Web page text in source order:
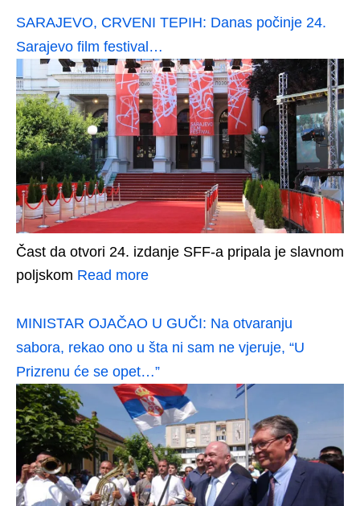
SARAJEVO, CRVENI TEPIH: Danas počinje 24.
Sarajevo film festival…
Čast da otvori 24. izdanje SFF-a pripala je slavnom
poljskom Read more
MINISTAR OJAČAO U GUČI: Na otvaranju
sabora, rekao ono u šta ni sam ne vjeruje, “U
Prizrenu će se opet…”